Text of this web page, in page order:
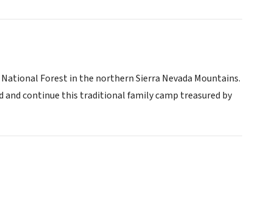
Forest in the northern Sierra Nevada Mountains.
and continue this traditional family camp treasured by